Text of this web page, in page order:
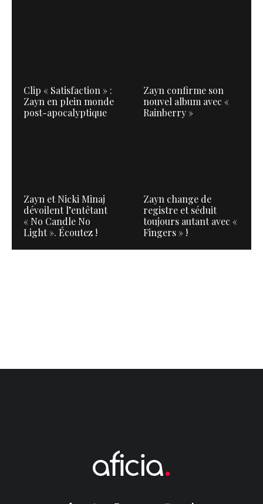
Clip « Satisfaction » :
Zayn en plein monde
post-apocalyptique
Zayn confirme son
nouvel album avec «
Rainberry »
Zayn et Nicki Minaj
dévoilent l’entêtant
« No Candle No
Light ». Écoutez !
Zayn change de
registre et séduit
toujours autant avec «
Fingers » !